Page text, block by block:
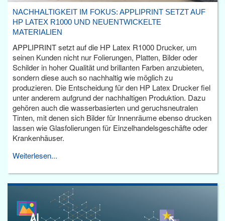
NACHHALTIGKEIT IM FOKUS: APPLIPRINT SETZT AUF
HP LATEX R1000 UND NEUENTWICKELTE
MATERIALIEN
APPLIPRINT setzt auf die HP Latex R1000 Drucker, um
seinen Kunden nicht nur Folierungen, Platten, Bilder oder
Schilder in hoher Qualität und brillanten Farben anzubieten,
sondern diese auch so nachhaltig wie möglich zu
produzieren. Die Entscheidung für den HP Latex Drucker fiel
unter anderem aufgrund der nachhaltigen Produktion. Dazu
gehören auch die wasserbasierten und geruchsneutralen
Tinten, mit denen sich Bilder für Innenräume ebenso drucken
lassen wie Glasfolierungen für Einzelhandelsgeschäfte oder
Krankenhäuser.
Weiterlesen...